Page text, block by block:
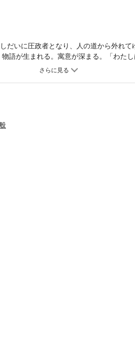
だいに圧政者となり、人の道から外れ
が生まれる。寓意が深まる。「わたし
ぼしてやるの。人間を滅ぼすほど面白